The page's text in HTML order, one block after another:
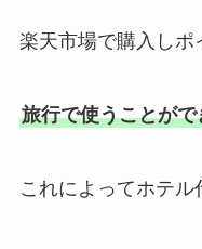
楽天市場で購入しポ
旅行で使うことがで
これによってホテル